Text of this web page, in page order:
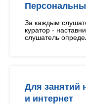
За каждым
куратор -
слушатель
Для занятий
и интернет